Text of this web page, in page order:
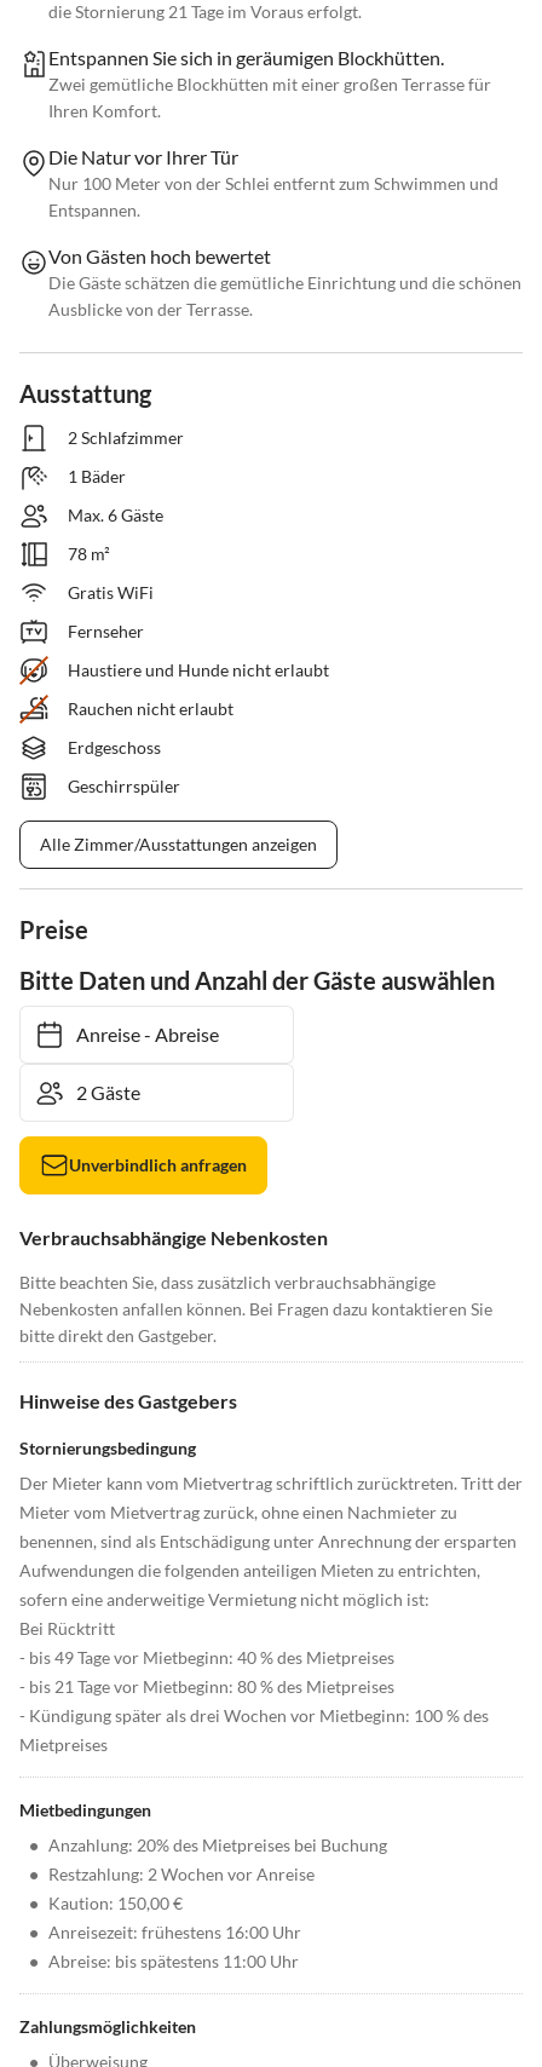
die Stornierung 21 Tage im Voraus erfolgt.
Entspannen Sie sich in geräumigen Blockhütten.
Zwei gemütliche Blockhütten mit einer großen Terrasse für
Ihren Komfort.
Die Natur vor Ihrer Tür
Nur 100 Meter von der Schlei entfernt zum Schwimmen und
Entspannen.
Von Gästen hoch bewertet
Die Gäste schätzen die gemütliche Einrichtung und die schönen
Ausblicke von der Terrasse.
Ausstattung
2 Schlafzimmer
1 Bäder
Max. 6 Gäste
78 m²
Gratis WiFi
Fernseher
Haustiere und Hunde nicht erlaubt
Rauchen nicht erlaubt
Erdgeschoss
Geschirrspüler
Alle Zimmer/Ausstattungen anzeigen
Preise
Bitte Daten und Anzahl der Gäste auswählen
Anreise- Abreise
Unverbindlich anfragen
Verbrauchsabhängige Nebenkosten
Bitte beachten Sie, dass zusätzlich verbrauchsabhängige
Nebenkosten anfallen können. Bei Fragen dazu kontaktieren Sie
bitte direkt den Gastgeber.
Hinweise des Gastgebers
Stornierungsbedingung
Der Mieter kann vom Mietvertrag schriftlich zurücktreten. Tritt der
Mieter vom Mietvertrag zurück, ohne einen Nachmieter zu
benennen, sind als Entschädigung unter Anrechnung der ersparten
Aufwendungen die folgenden anteiligen Mieten zu entrichten,
sofern eine anderweitige Vermietung nicht möglich ist:
Bei Rücktritt
- bis 49 Tage vor Mietbeginn: 40 % des Mietpreises
- bis 21 Tage vor Mietbeginn: 80 % des Mietpreises
- Kündigung später als drei Wochen vor Mietbeginn: 100 % des
Mietpreises
Mietbedingungen
• Anzahlung: 20% des Mietpreises bei Buchung
• Restzahlung: 2 Wochen vor Anreise
• Kaution: 150,00 €
• Anreisezeit: frühestens 16:00 Uhr
• Abreise: bis spätestens 11:00 Uhr
Zahlungsmöglichkeiten
• Überweisung